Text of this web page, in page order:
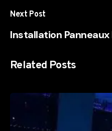
Next Post
Installation Panneaux
Related Posts